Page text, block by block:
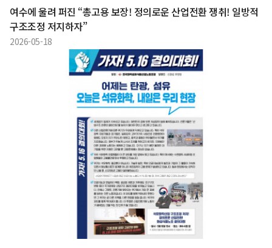
여수에 울려 퍼진 “총고용 보장! 정의로운 산업전환 쟁취! 일방적
구조조정 저지하자”
2026-05-18